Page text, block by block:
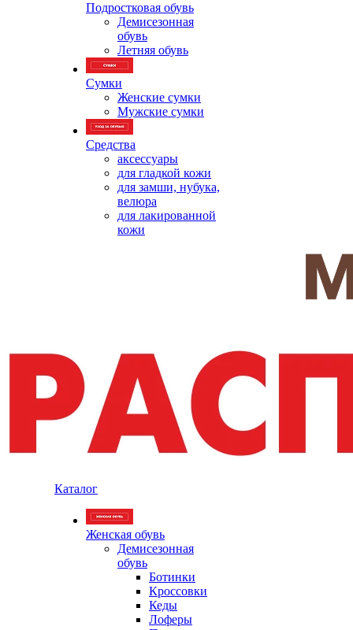
Подростковая обувь
Демисезонная
обувь
Летняя обувь
Сумки
Женские сумки
Мужские сумки
Средства
аксессуары
для гладкой кожи
для замши, нубука,
велюра
для лакированной
кожи
Каталог
Женская обувь
Демисезонная
обувь
Ботинки
Кроссовки
Кеды
Лоферы